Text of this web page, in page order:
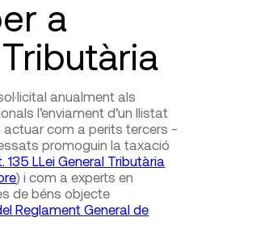
a
anualment als
l’enviament d’un llistat
actuar com a perits tercers -
promoguin la taxació
135 LLei General Tributària
) i com a experts en
de béns objecte
Reglament General de